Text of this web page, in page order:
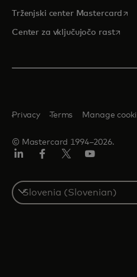
Trženjski center Mastercard
Center za vključujočo rast
© Mastercard 1994–2026.
Privacy Terms Manage
Select
a
country